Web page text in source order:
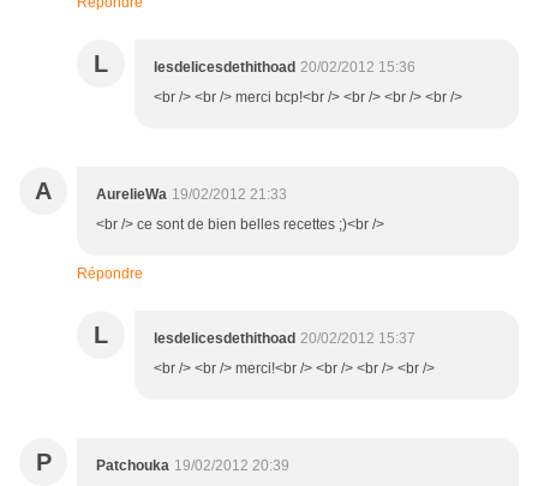
L lesdelicesdethithoad 20/02/2012 15:36
<br /> <br /> merci bcp!<br /> <br /> <br /> <br />
A AurelieWa 19/02/2012 21:33
<br /> ce sont de bien belles recettes ;)<br />
Répondre
L lesdelicesdethithoad 20/02/2012 15:37
<br /> <br /> merci!<br /> <br /> <br /> <br />
P Patchouka 19/02/2012 20:39